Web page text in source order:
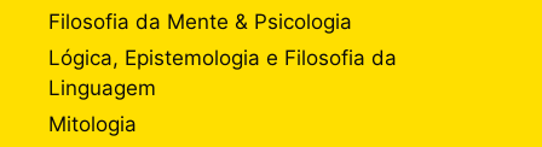
Filosofia da Mente & Psicologia
Lógica, Epistemologia e Filosofia da
Linguagem
Mitologia